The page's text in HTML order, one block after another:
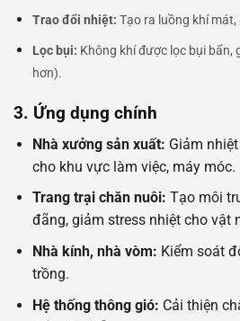
Trao đổi nhiệt: Tạo ra luồng khí
Lọc bụi: Không khí được lọc bụi bẩn,
hơn).
3. Ứng dụng chính
Nhà xưởng sản xuất: Giảm
cho khu vực làm việc, máy móc.
Trang trại chăn nuôi: Tạo môi
đãng, giảm stress nhiệt cho vật
Nhà kính, nhà vòm: Kiểm soát
trồng.
Hệ thống thông gió: Cải thiện